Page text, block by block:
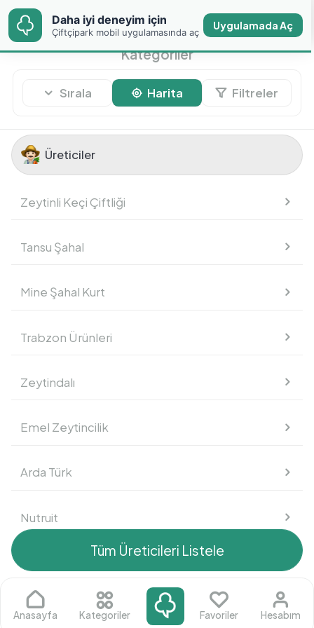
Daha iyi deneyim için
Çiftçipark mobil
uygulamasında aç
Uygulamada Aç
Kategoriler
Sırala Harita Filtreler
Üreticiler
Üreticiler
Zeytinli Keçi Çiftliği
Tansu Şahal
Mine Şahal Kurt
Trabzon Ürünleri
Zeytindalı
Emel Zeytincilik
Arda Türk
Nutruit
Arif Çakır
Tüm Üreticileri Listele
Meyve
Sebze
Anasayfa Kategoriler Favoriler Hesabım
Daha iyi deneyim için
Çiftçipark mobil uygulamasında aç
Uygulamada Aç